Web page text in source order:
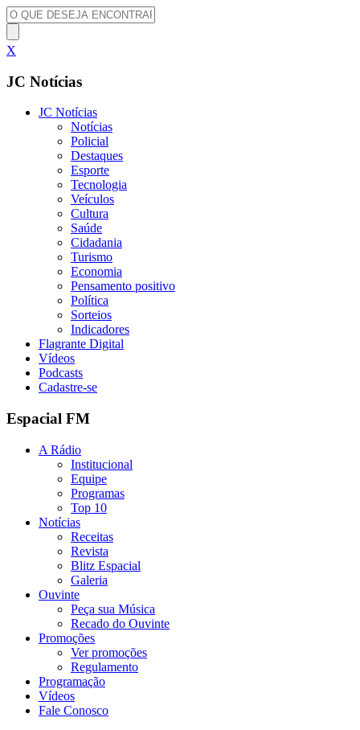
X
JC Notícias
JC Notícias
Notícias
Policial
Destaques
Esporte
Tecnologia
Veículos
Cultura
Saúde
Cidadania
Turismo
Economia
Pensamento positivo
Política
Sorteios
Indicadores
Flagrante Digital
Vídeos
Podcasts
Cadastre-se
Espacial FM
A Rádio
Institucional
Equipe
Programas
Top 10
Notícias
Receitas
Revista
Blitz Espacial
Galeria
Ouvinte
Peça sua Música
Recado do Ouvinte
Promoções
Ver promoções
Regulamento
Programação
Vídeos
Fale Conosco